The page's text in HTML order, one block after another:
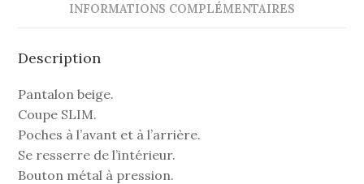
INFORMATIONS COMPLÉMENTAIRES
Description
Pantalon beige.
Coupe SLIM.
Poches à l’avant et à l’arrière.
Se resserre de l’intérieur.
Bouton métal à pression.